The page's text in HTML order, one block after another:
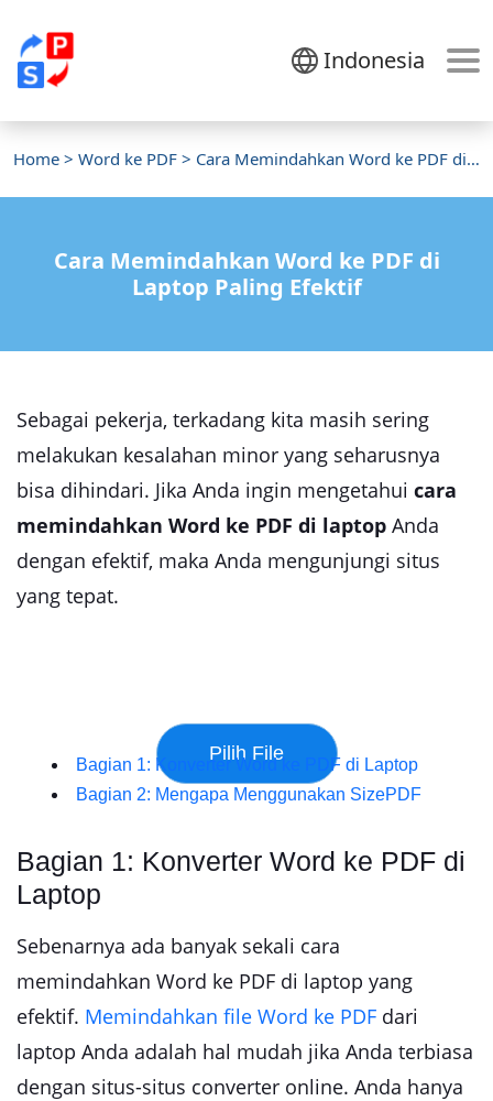
Indonesia
Home > Word ke PDF > Cara Memindahkan Word ke PDF di Laptop
Cara Memindahkan Word ke PDF di
Laptop Paling Efektif
Sebagai pekerja, terkadang kita masih sering
melakukan kesalahan minor yang seharusnya
bisa dihindari. Jika Anda ingin mengetahui cara
memindahkan Word ke PDF di laptop Anda
dengan efektif, maka Anda mengunjungi situs
yang tepat.
Bagian 1: Konverter Word ke PDF di Laptop
Bagian 2: Mengapa Menggunakan SizePDF
Bagian 1: Konverter Word ke PDF di
Laptop
Sebenarnya ada banyak sekali cara
memindahkan Word ke PDF di laptop yang
efektif. Memindahkan file Word ke PDF dari
laptop Anda adalah hal mudah jika Anda terbiasa
dengan situs-situs converter online. Anda hanya